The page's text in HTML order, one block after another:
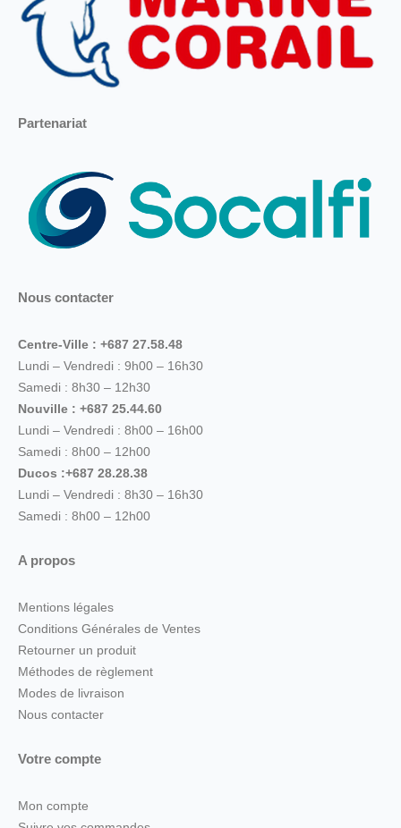
Partenariat
Nous contacter
Centre-Ville : +687 27.58.48
Lundi – Vendredi : 9h00 – 16h30
Samedi : 8h30 – 12h30
Nouville : +687 25.44.60
Lundi – Vendredi : 8h00 – 16h00
Samedi : 8h00 – 12h00
Ducos :+687 28.28.38
Lundi – Vendredi : 8h30 – 16h30
Samedi : 8h00 – 12h00
A propos
Mentions légales
Conditions Générales de Ventes
Retourner un produit
Méthodes de règlement
Modes de livraison
Nous contacter
Votre compte
Mon compte